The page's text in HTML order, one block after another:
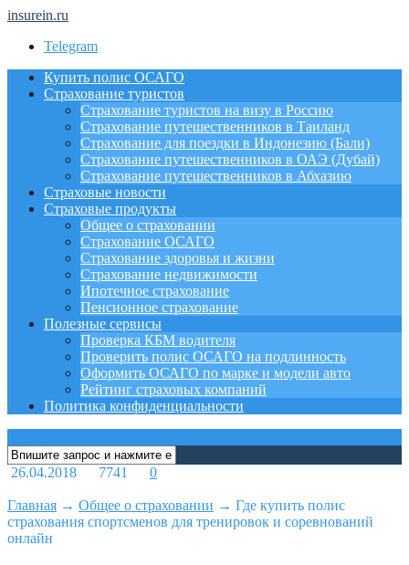
insurein.ru
Telegram
Купить полис ОСАГО
Страхование туристов
Страхование туристов на визу в Россию
Страхование путешественников в Таиланд
Страхование для поездки в Индонезию (Бали)
Страхование путешественников в ОАЭ (Дубай)
Страхование путешественников в Абхазию
Страховые новости
Страховые продукты
Общее о страховании
Страхование ОСАГО
Страхование здоровья и жизни
Страхование недвижимости
Ипотечное страхование
Пенсионное страхование
Полезные сервисы
Проверка КБМ водителя
Проверить полис ОСАГО на подлинность
Оформить ОСАГО по марке и модели авто
Рейтинг страховых компаний
Политика конфиденциальности
26.04.2018 7741 0
Главная → Общее о страховании → Где купить полис
страхования спортсменов для тренировок и соревнований
онлайн